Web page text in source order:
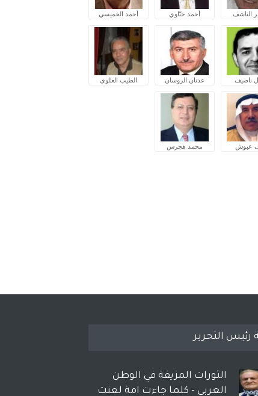
الناشف أحمد ختّاوي أحمد الخميسي
ناصيف عدنان الروسان الطيب العلوي
عبوش محمد هجرس
رئيس التحرير
الثورات المزيفة في الوطن
العربي - كلما جاءت امة لعنت